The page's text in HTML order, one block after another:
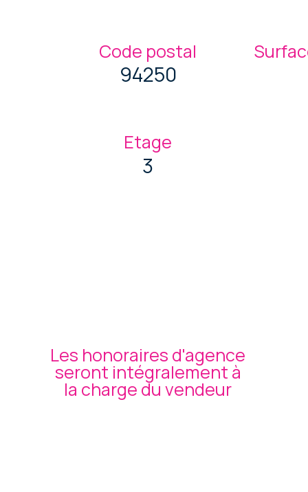
Code postal
94250
Etage
3
Les honoraires d'agence
seront intégralement à
la charge du vendeur